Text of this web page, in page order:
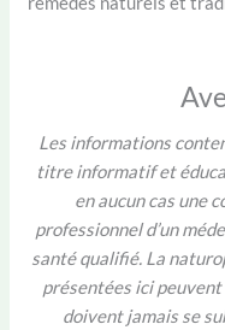
Les informations
titre informatif et
en aucun cas une
professionnel d’un
santé qualifié. La
présentées ici
doivent jamais se